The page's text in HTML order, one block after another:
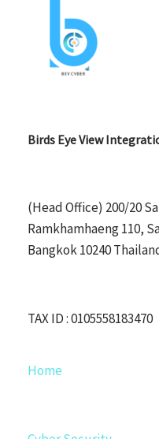
Birds Eye View
(Head Office) 200/20
Ramkhamhaeng 110,
Bangkok 10240
TAX ID : 0105558183470
Home